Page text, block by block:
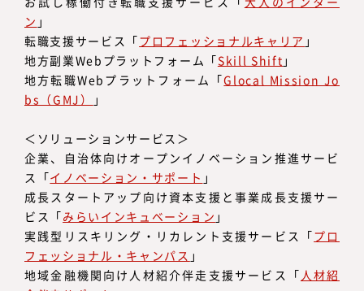
ン 」
転職支援サービス「プロフェッショナルキャリア 」
地方副業Webプラットフォーム「Skill Shift 」
地方転職Webプラットフォーム「Glocal Mission Jo
bs（GMJ）
」
＜ソリューションサービス＞
企業、自治体向けオープンイノベーション推進サービ
ス「イノベーション・サポート 」
成長スタートアップ向け資本支援と事業成長支援サー
ビス「みらいインキュベーション 」
実践型リスキリング・リカレント支援サービス「プロ
フェッショナル・キャンパス 」
地域金融機関向け人材紹介伴走支援サービス「 人材紹